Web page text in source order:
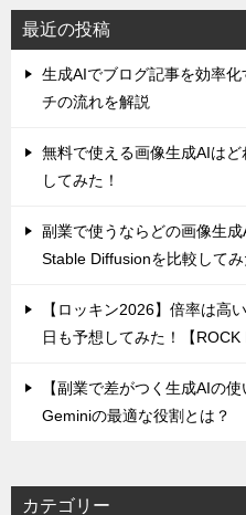
最近の投稿
生成AIでブログ記事を効率
チの流れを解説
無料で使える画像生成AIは
してみた！
副業で使うならどの画像生
Stable Diffusionを比較してみ
【ロッキン2026】倍率は高
日も予想してみた！【ROCK
【副業で差がつく生成AIの
Geminiの最適な役割とは？
カテゴリー